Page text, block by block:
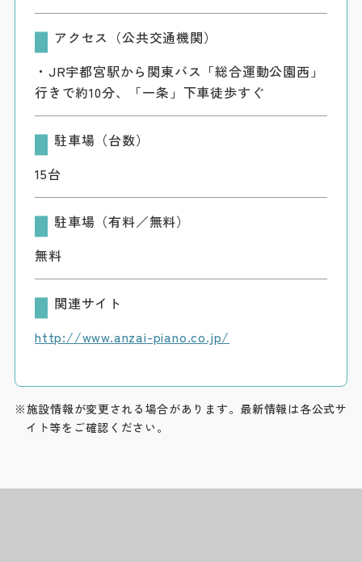
アクセス（公共交通機関）
・JR宇都宮駅から関東バス「総合運動公園西」
行きで約10分、「一条」下車徒歩すぐ
駐車場（台数）
15台
駐車場（有料／無料）
無料
関連サイト
http://www.anzai-piano.co.jp/
※施設情報が変更される場合があります。最新情報は各公式サ
イト等をご確認ください。